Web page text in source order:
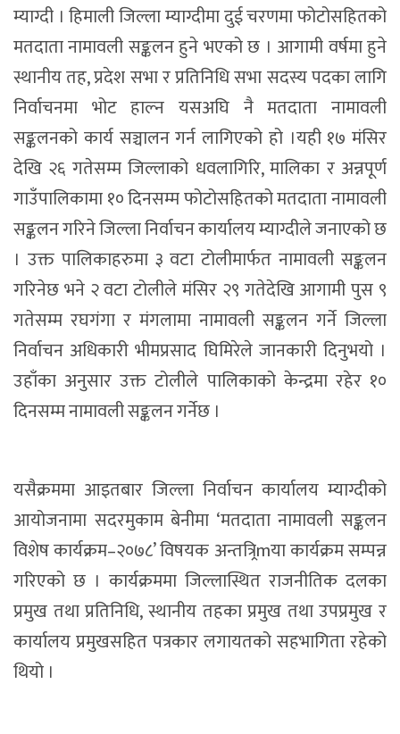
म्याग्दी । हिमाली जिल्ला म्याग्दीमा दुई चरणमा फोटोसहितको
मतदाता नामावली सङ्कलन हुने भएको छ । आगामी वर्षमा हुने
स्थानीय तह, प्रदेश सभा र प्रतिनिधि सभा सदस्य पदका लागि
निर्वाचनमा भोट हाल्न यसअघि नै मतदाता नामावली
सङ्कलनको कार्य सञ्चालन गर्न लागिएको हो ।यही १७ मंसिर
देखि २६ गतेसम्म जिल्लाको धवलागिरि, मालिका र अन्नपूर्ण
गाउँपालिकामा १० दिनसम्म फोटोसहितको मतदाता नामावली
सङ्कलन गरिने जिल्ला निर्वाचन कार्यालय म्याग्दीले जनाएको छ
। उक्त पालिकाहरुमा ३ वटा टोलीमार्फत नामावली सङ्कलन
गरिनेछ भने २ वटा टोलीले मंसिर २९ गतेदेखि आगामी पुस ९
गतेसम्म रघगंगा र मंगलामा नामावली सङ्कलन गर्ने जिल्ला
निर्वाचन अधिकारी भीमप्रसाद घिमिरेले जानकारी दिनुभयो ।
उहाँका अनुसार उक्त टोलीले पालिकाको केन्द्रमा रहेर १०
दिनसम्म नामावली सङ्कलन गर्नेछ ।
यसैक्रममा आइतबार जिल्ला निर्वाचन कार्यालय म्याग्दीको
आयोजनामा सदरमुकाम बेनीमा ‘मतदाता नामावली सङ्कलन
विशेष कार्यक्रम–२०७८’ विषयक अन्तत्र्रिmया कार्यक्रम सम्पन्न
गरिएको छ । कार्यक्रममा जिल्लास्थित राजनीतिक दलका
प्रमुख तथा प्रतिनिधि, स्थानीय तहका प्रमुख तथा उपप्रमुख र
कार्यालय प्रमुखसहित पत्रकार लगायतको सहभागिता रहेको
थियो ।